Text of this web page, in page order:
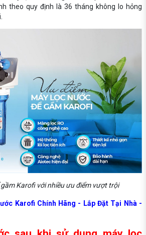
theo quy định là 36 tháng không lo hỏng
Karofi với nhiều ưu điểm vượt trội
Karofi Chính Hãng - Lắp Đặt Tại Nhà -